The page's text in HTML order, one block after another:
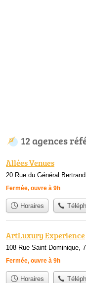
12 agences
Allées Venues
20 Rue du Général
Fermée, ouvre à 9h
Horaires
ArtLuxury Experience
108 Rue Saint-Dominique,
Fermée, ouvre à 9h
Horaires